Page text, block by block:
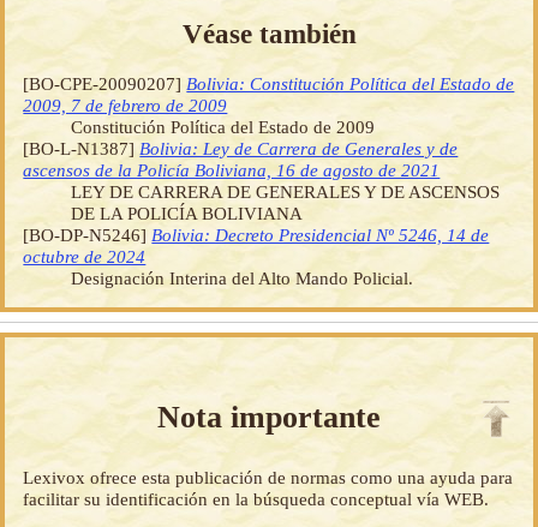
Véase también
[BO-CPE-20090207] Bolivia: Constitución Política del Estado de
2009, 7 de febrero de 2009
Constitución Política del Estado de 2009
[BO-L-N1387] Bolivia: Ley de Carrera de Generales y de
ascensos de la Policía Boliviana, 16 de agosto de 2021
LEY DE CARRERA DE GENERALES Y DE ASCENSOS
DE LA POLICÍA BOLIVIANA
[BO-DP-N5246] Bolivia: Decreto Presidencial Nº 5246, 14 de
octubre de 2024
Designación Interina del Alto Mando Policial.
Nota importante
Lexivox ofrece esta publicación de normas como una ayuda para
facilitar su identificación en la búsqueda conceptual vía WEB.